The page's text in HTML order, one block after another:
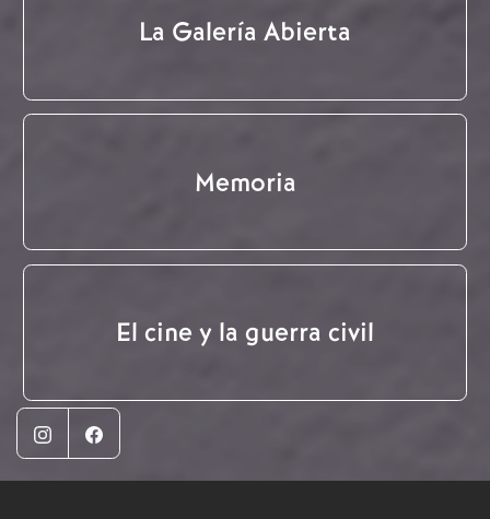
La Galería Abierta
Memoria
El cine y la guerra civil
InstagramFacebook